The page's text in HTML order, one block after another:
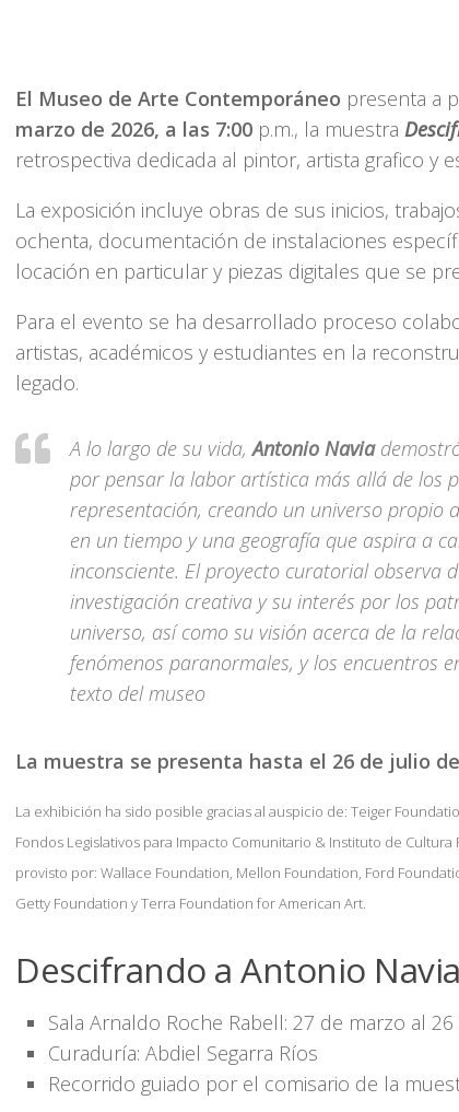
El Museo de Arte Contemporáneo presenta a
marzo de 2026, a las 7:00 p.m., la muestra
retrospectiva dedicada al pintor, artista grafico y
La exposición incluye obras de sus inicios,
ochenta, documentación de instalaciones
locación en particular y piezas digitales que se
Para el evento se ha desarrollado proceso
artistas, académicos y estudiantes en la
legado.
A lo largo de su vida,Antonio Navia
por pensar la labor artística más allá de los
representación, creando un universo propio
en un tiempo y una geografía que aspira a
inconsciente. El proyecto curatorial observa
investigación creativa y su interés por los
universo, así como su visión acerca de la
fenómenos paranormales, y los encuentros
texto del museo
La muestra se presenta hasta el 26 de julio
La exhibición ha sido posible gracias al auspicio de: Teiger
Fondos Legislativos para Impacto Comunitario & Instituto de
provisto por: Wallace Foundation, Mellon Foundation, Ford
Getty Foundation y Terra Foundation for American Art.
Descifrando a Antonio Navia
Sala Arnaldo Roche Rabell: 27 de marzo al
Curaduría: Abdiel Segarra Ríos
Recorrido guiado por el comisario de la